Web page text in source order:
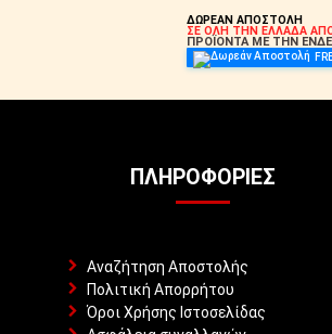
ΔΩΡΕΑΝ ΑΠΟΣΤΟΛΗ
ΣΕ ΟΛΗ ΤΗΝ ΕΛΛΑΔΑ
ΠΡΟΪΟΝΤΑ ΜΕ ΤΗΝ
ΠΛΗΡΟΦΟΡΊΕΣ
Αναζήτηση Αποστολής
Πολιτική Απορρήτου
Όροι Χρήσης Ιστοσελίδας